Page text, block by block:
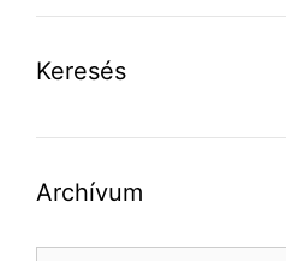
Keresés
Archívum